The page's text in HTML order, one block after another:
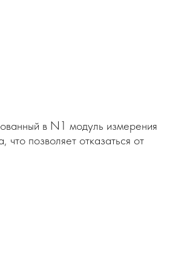
в N1 модуль измерения
позволяет отказаться от